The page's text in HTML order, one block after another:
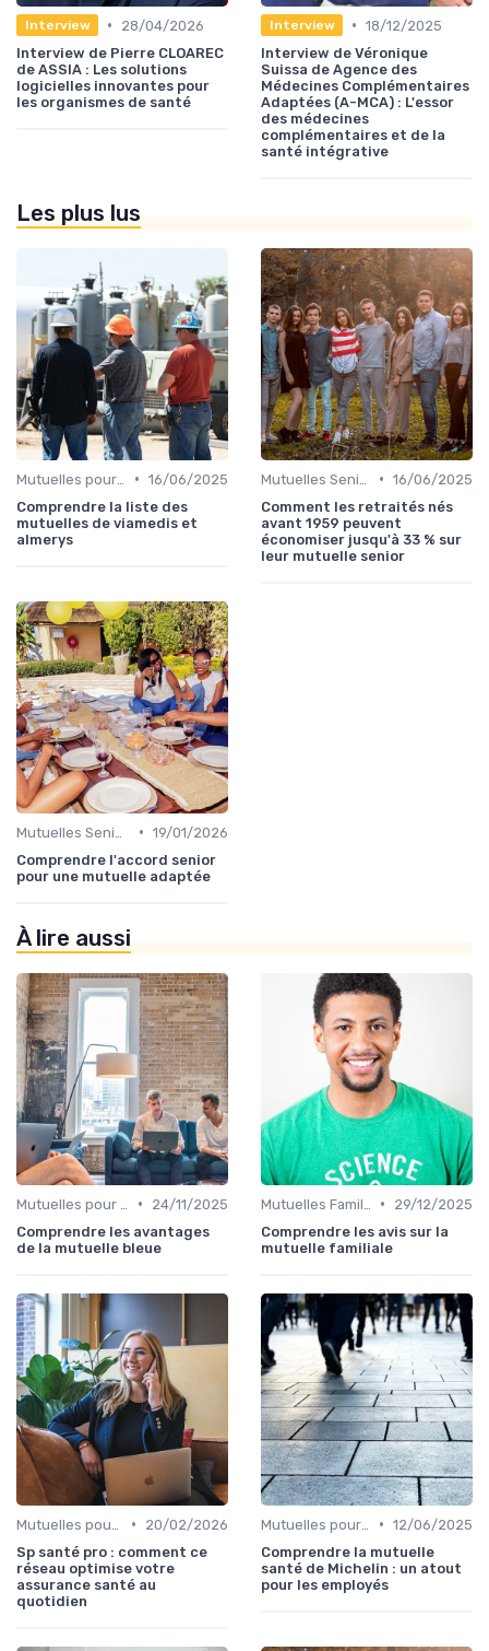
Interview •
28/04/2026
Interview de Pierre CLOAREC
de ASSIA : Les solutions
logicielles innovantes pour
les organismes de santé
Interview • 18/12/2025
Interview de Véronique
Suissa de Agence des
Médecines Complémentaires
Adaptées (A-MCA) : L'essor
des médecines
complémentaires et de la
santé intégrative
Les plus lus
• 16/06/2025
Comprendre la liste des
mutuelles de viamedis et
almerys
• 16/06/2025
Comment les retraités nés
avant 1959 peuvent
économiser jusqu'à 33 % sur
leur mutuelle senior
• 19/01/2026
Comprendre l'accord senior
pour une mutuelle adaptée
À lire aussi
•
24/11/2025
Comprendre les avantages
de la mutuelle bleue
•
29/12/2025
Comprendre les avis sur la
mutuelle familiale
•
20/02/2026
Sp santé pro : comment ce
réseau optimise votre
assurance santé au
quotidien
• 12/06/2025
Comprendre la mutuelle
santé de Michelin : un atout
pour les employés